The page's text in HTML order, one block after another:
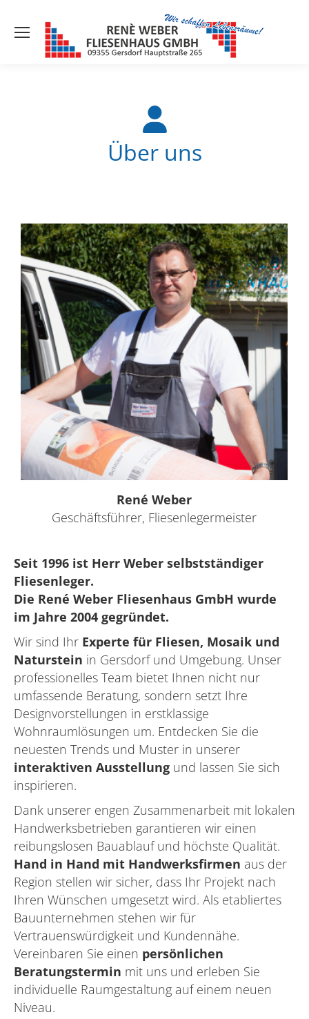
Über uns
René Weber
Geschäftsführer, Fliesenlegermeister
Seit 1996 ist Herr Weber selbstständiger
Fliesenleger.
Die René Weber Fliesenhaus GmbH wurde
im Jahre 2004 gegründet.
Wir sind Ihr Experte für Fliesen, Mosaik und
Naturstein in Gersdorf und Umgebung. Unser
professionelles Team bietet Ihnen nicht nur
umfassende Beratung, sondern setzt Ihre
Designvorstellungen in erstklassige
Wohnraumlösungen um. Entdecken Sie die
neuesten Trends und Muster in unserer
interaktiven Ausstellung und lassen Sie sich
inspirieren.
Dank unserer engen Zusammenarbeit mit lokalen
Handwerksbetrieben garantieren wir einen
reibungslosen Bauablauf und höchste Qualität.
Hand in Hand mit Handwerksfirmen aus der
Region stellen wir sicher, dass Ihr Projekt nach
Ihren Wünschen umgesetzt wird. Als etabliertes
Bauunternehmen stehen wir für
Vertrauenswürdigkeit und Kundennähe.
Vereinbaren Sie einen persönlichen
Beratungstermin mit uns und erleben Sie
individuelle Raumgestaltung auf einem neuen
Niveau.